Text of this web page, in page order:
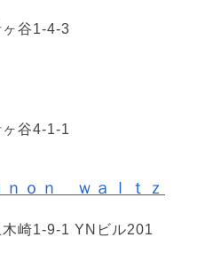
谷1-4-3
谷4-1-1
ｎｏｎ ｗａｌｔｚ
崎1-9-1 YNビル201